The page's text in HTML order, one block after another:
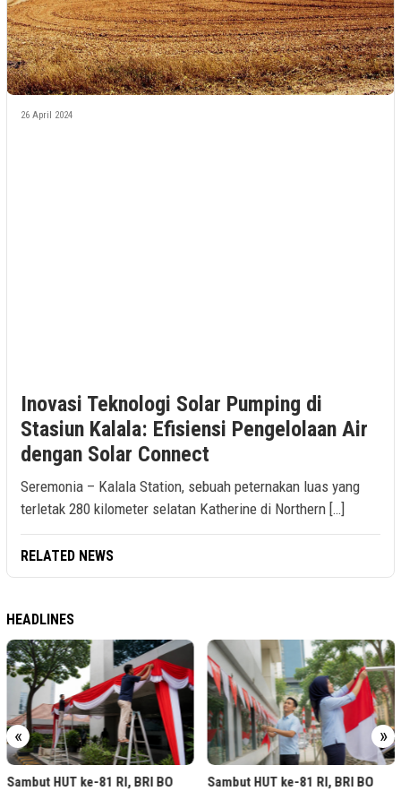
26 April 2024
Inovasi Teknologi Solar Pumping di
Stasiun Kalala: Efisiensi Pengelolaan Air
dengan Solar Connect
Seremonia – Kalala Station, sebuah peternakan luas yang
terletak 280 kilometer selatan Katherine di Northern […]
RELATED NEWS
HEADLINES
« »
Sambut HUT ke-81 RI, BRI BO
Sambut HUT ke-81 RI, BRI BO